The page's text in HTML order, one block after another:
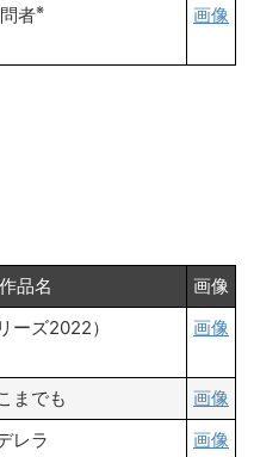
者※ 画像
作品名
画像
ーズ2022） 画像
までも
画像
レラ
画像